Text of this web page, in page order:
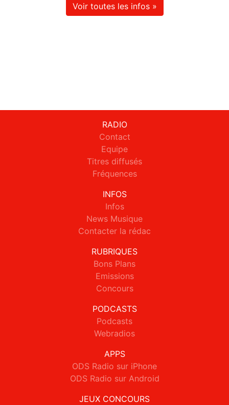
Voir toutes les infos »
RADIO
Contact
Equipe
Titres diffusés
Fréquences
INFOS
Infos
News Musique
Contacter la rédac
RUBRIQUES
Bons Plans
Emissions
Concours
PODCASTS
Podcasts
Webradios
APPS
ODS Radio sur iPhone
ODS Radio sur Android
JEUX CONCOURS